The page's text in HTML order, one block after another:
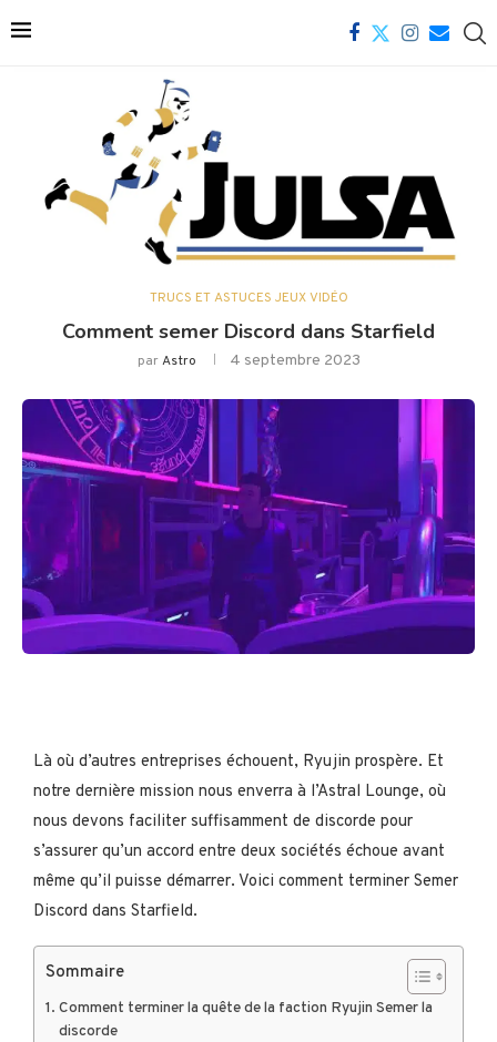
TRUCS ET ASTUCES JEUX VIDÉO
Comment semer Discord dans Starfield
parAstro 4 septembre 2023
Là où d’autres entreprises échouent, Ryujin prospère. Et
notre dernière mission nous enverra à l’Astral Lounge, où
nous devons faciliter suffisamment de discorde pour
s’assurer qu’un accord entre deux sociétés échoue avant
même qu’il puisse démarrer. Voici comment terminer Semer
Discord dans Starfield.
Sommaire
Comment terminer la quête de la faction Ryujin Semer la
discorde